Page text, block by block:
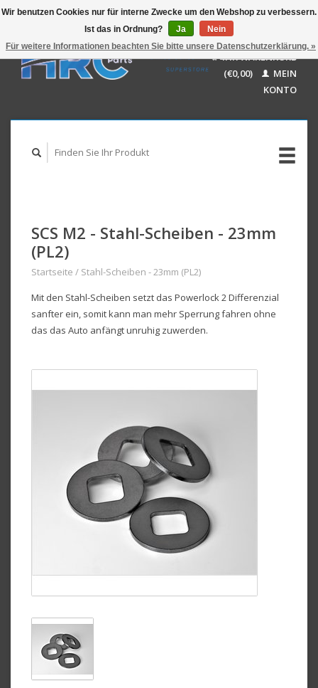
GBP
USD
AUD
Deutsch
English
IHR WARENKORB
(€0,00)
MEIN
KONTO
SCS M2 - Stahl-Scheiben - 23mm
(PL2)
Startseite / Stahl-Scheiben - 23mm (PL2)
Mit den Stahl-Scheiben setzt das Powerlock 2 Differenzial
sanfter ein, somit kann man mehr Sperrung fahren ohne
das das Auto anfängt unruhig zuwerden.
Wir benutzen Cookies nur für interne Zwecke um den Webshop zu verbessern.
Ist das in Ordnung?
Ja
Nein
Für weitere Informationen beachten Sie bitte unsere Datenschutzerklärung. »